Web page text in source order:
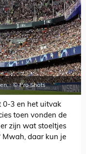
© Pro Shots
0-3 en het uitvak
toen vonden de
zijn wat stoeltjes
Mwah, daar kun je